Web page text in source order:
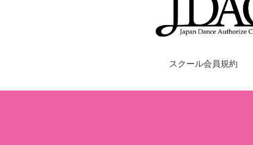
スクール会員規約